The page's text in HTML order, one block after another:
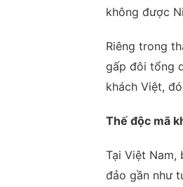
không được
Riêng trong
gấp đôi tổng
khách Việt,
Thế độc mã
Tại Việt Nam,
đảo gần như